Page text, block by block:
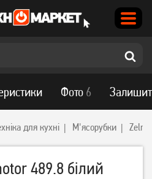
для кухні М'ясорубки
489.8 білий
Фото 6